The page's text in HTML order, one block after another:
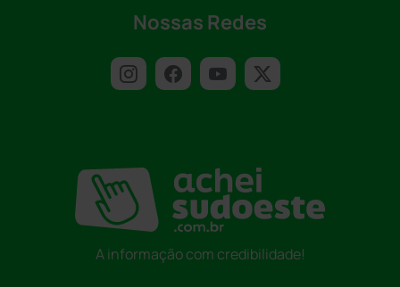
Nossas Redes
A informação com credibilidade!